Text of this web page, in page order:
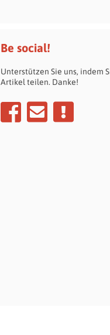
Be social!
Unterstützen Sie uns, indem
Artikel teilen. Danke!